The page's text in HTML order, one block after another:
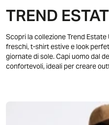
TREND
Scopri la collezione Trend
freschi, t-shirt estive e look
giornate di sole. Capi uomo dal
confortevoli, ideali per creare